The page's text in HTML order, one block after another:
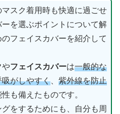
スク着用時も快適に過ごせ
を選ぶポイントについて解
フェイスカバーを紹介して
やフェイスカバーは一般的な
がしやすく、 紫外線を防止
も備えたものです。
をするためにも、自分も周